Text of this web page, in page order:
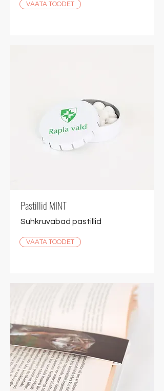
VAATA TOODET
Pastillid MINT
Suhkruvabad pastillid
VAATA TOODET